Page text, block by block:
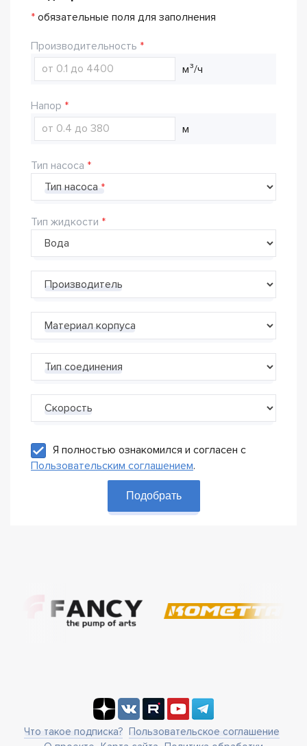
* обязательные поля для заполнения
Производительность
м³/ч
Напор
м
Тип насоса
Тип насоса
Тип жидкости
Производитель
Материал корпуса
Тип соединения
Скорость
Я полностью ознакомился и согласен с
Пользовательским соглашением.
Подобрать
Что такое подписка? Пользовательское соглашение